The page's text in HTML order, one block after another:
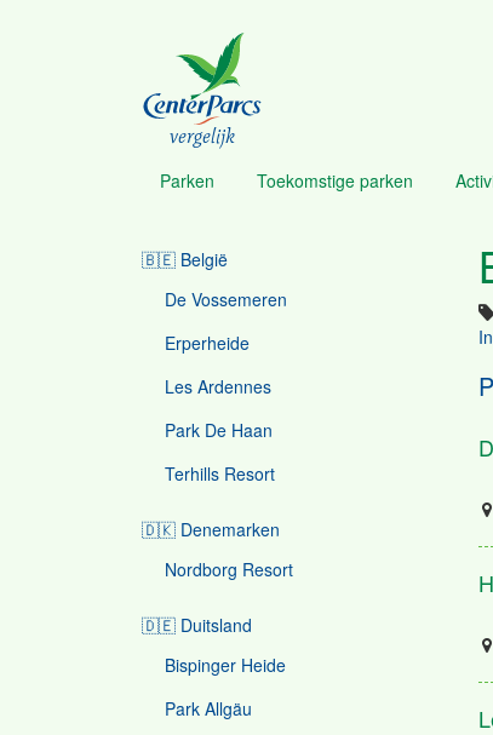
vergelijk
Menu
Parken Toekomstige parken
Parcs
navigation
🇧🇪 België
De Vossemeren
Erperheide
Les Ardennes
Park De Haan
Terhills Resort
🇩🇰 Denemarken
Nordborg Resort
🇩🇪 Duitsland
Bispinger Heide
Park Allgäu